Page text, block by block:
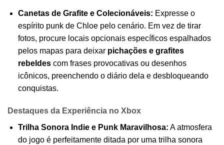
Canetas de Grafite e Colecionáveis: Expresse o
espírito punk de Chloe pelo cenário. Em vez de tirar
fotos, procure locais opcionais específicos espalhados
pelos mapas para deixar pichações e grafites
rebeldescom frases provocativas ou desenhos
icônicos, preenchendo o diário dela e desbloqueando
conquistas.
Destaques da Experiência no Xbox
Trilha Sonora Indie e Punk Maravilhosa: A atmosfera
do jogo é perfeitamente ditada por uma trilha sonora